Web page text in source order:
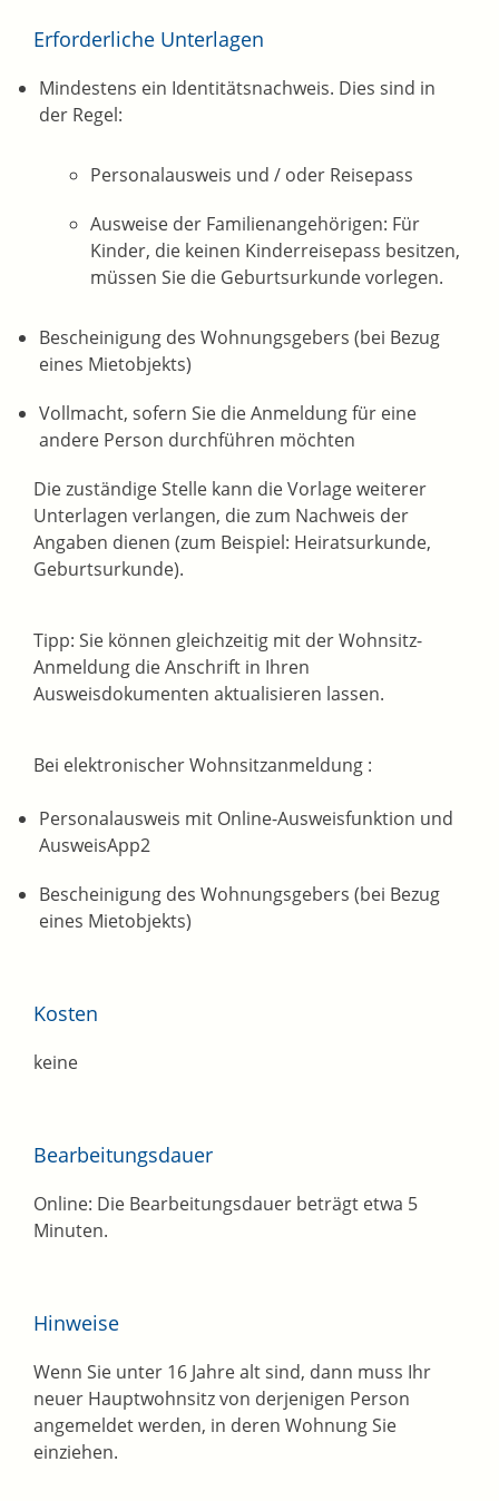
Erforderliche Unterlagen
Mindestens ein Identitätsnachweis. Dies sind in
der Regel:
Personalausweis und / oder Reisepass
Ausweise der Familienangehörigen: Für
Kinder, die keinen Kinderreisepass besitzen,
müssen Sie die Geburtsurkunde vorlegen.
Bescheinigung des Wohnungsgebers (bei Bezug
eines Mietobjekts)
Vollmacht, sofern Sie die Anmeldung für eine
andere Person durchführen möchten
Die zuständige Stelle kann die Vorlage weiterer
Unterlagen verlangen, die zum Nachweis der
Angaben dienen (zum Beispiel: Heiratsurkunde,
Geburtsurkunde).
Tipp: Sie können gleichzeitig mit der Wohnsitz-
Anmeldung die Anschrift in Ihren
Ausweisdokumenten aktualisieren lassen.
Bei elektronischer Wohnsitzanmeldung :
Personalausweis mit Online-Ausweisfunktion und
AusweisApp2
Bescheinigung des Wohnungsgebers (bei Bezug
eines Mietobjekts)
Kosten
keine
Bearbeitungsdauer
Online: Die Bearbeitungsdauer beträgt etwa 5
Minuten.
Hinweise
Wenn Sie unter 16 Jahre alt sind, dann muss Ihr
neuer Hauptwohnsitz von derjenigen Person
angemeldet werden, in deren Wohnung Sie
einziehen.